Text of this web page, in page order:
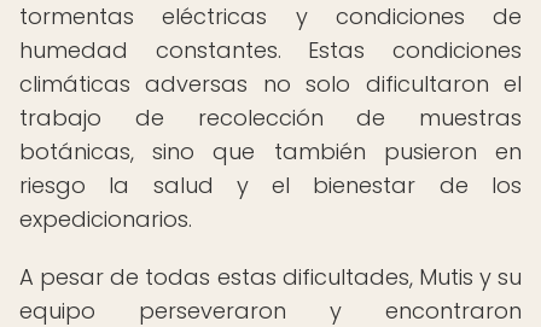
tormentas eléctricas y condiciones de
humedad constantes. Estas condiciones
climáticas adversas no solo dificultaron el
trabajo de recolección de muestras
botánicas, sino que también pusieron en
riesgo la salud y el bienestar de los
expedicionarios.
A pesar de todas estas dificultades, Mutis y su
equipo perseveraron y encontraron